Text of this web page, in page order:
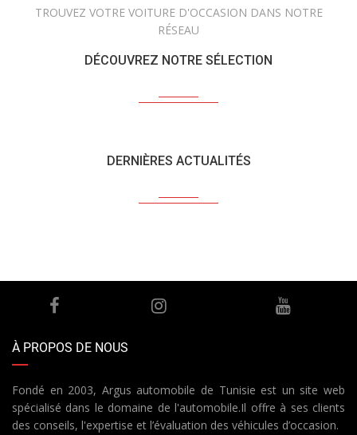
TROUVEZ VOTRE VOITURE D'OCCASION DANS NOTRE
RÉSEAU
DÉCOUVREZ NOTRE SÉLECTION
DERNIÈRES ACTUALITÉS
À PROPOS DE NOUS
Fondé en 2003, Argus automobile de Tunisie est un site web
spécialisé dans le domaine de l'automobile.Il offre à ses clients
des conseils, l'expertise et l’évaluation des véhicules d’occasion.